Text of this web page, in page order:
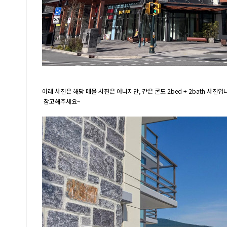
아래 사진은 해당 매물 사진은 아니지만, 같은 콘도 2bed + 2bath 사진입
참고해주세요~